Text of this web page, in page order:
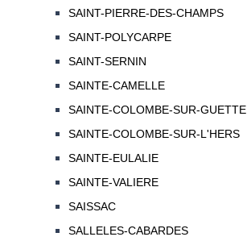
SAINT-PIERRE-DES-CHAMPS
SAINT-POLYCARPE
SAINT-SERNIN
SAINTE-CAMELLE
SAINTE-COLOMBE-SUR-GUETTE
SAINTE-COLOMBE-SUR-L'HERS
SAINTE-EULALIE
SAINTE-VALIERE
SAISSAC
SALLELES-CABARDES